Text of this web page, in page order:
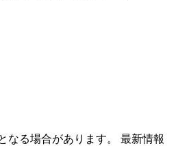
なる場合があります。 最新情報